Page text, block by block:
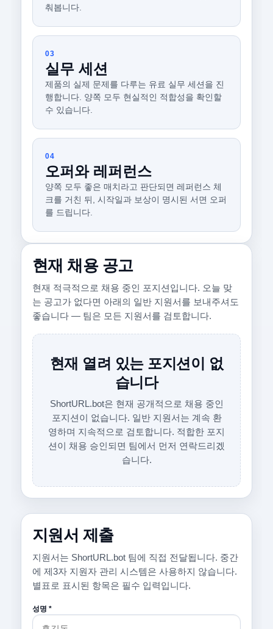
춰봅니다.
03
실무 세션
제품의 실제 문제를 다루는 유료 실무 세션을 진
행합니다. 양쪽 모두 현실적인 적합성을 확인할
수 있습니다.
04
오퍼와 레퍼런스
양쪽 모두 좋은 매치라고 판단되면 레퍼런스 체
크를 거친 뒤, 시작일과 보상이 명시된 서면 오퍼
를 드립니다.
현재 채용 공고
현재 적극적으로 채용 중인 포지션입니다. 오늘 맞
는 공고가 없다면 아래의 일반 지원서를 보내주셔도
좋습니다 — 팀은 모든 지원서를 검토합니다.
현재 열려 있는 포지션이 없
습니다
ShortURL.bot은 현재 공개적으로 채용 중인
포지션이 없습니다. 일반 지원서는 계속 환
영하며 지속적으로 검토합니다. 적합한 포지
션이 채용 승인되면 팀에서 먼저 연락드리겠
습니다.
지원서 제출
지원서는 ShortURL.bot 팀에 직접 전달됩니다. 중간
에 제3자 지원자 관리 시스템은 사용하지 않습니다.
별표로 표시된 항목은 필수 입력입니다.
성명 *